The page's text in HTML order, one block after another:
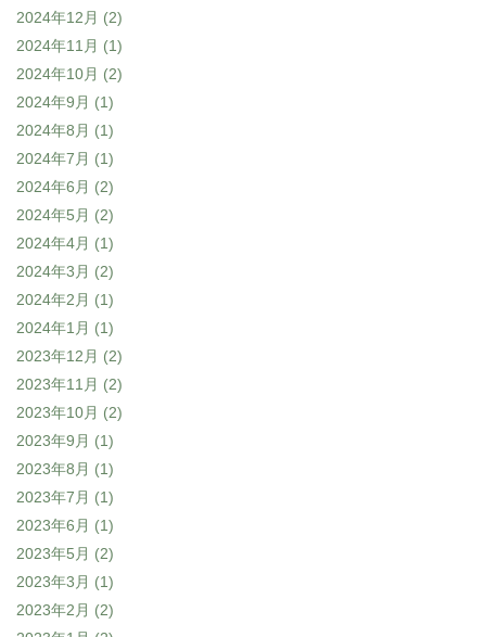
2024年12月 (2)
2024年11月 (1)
2024年10月 (2)
2024年9月 (1)
2024年8月 (1)
2024年7月 (1)
2024年6月 (2)
2024年5月 (2)
2024年4月 (1)
2024年3月 (2)
2024年2月 (1)
2024年1月 (1)
2023年12月 (2)
2023年11月 (2)
2023年10月 (2)
2023年9月 (1)
2023年8月 (1)
2023年7月 (1)
2023年6月 (1)
2023年5月 (2)
2023年3月 (1)
2023年2月 (2)